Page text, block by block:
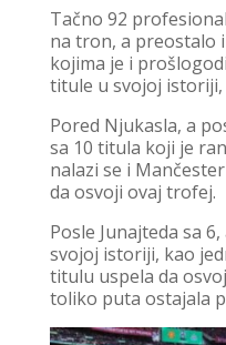
Tačno 92
na tron, a preostalo
kojima je i
titule u svojoj istoriji,
Pored Njukasla, a
sa 10 titula koji je
nalazi se i
da osvoji ovaj trofej.
Posle Junajteda sa
svojoj istoriji, kao
titulu uspela da
toliko puta ostajala